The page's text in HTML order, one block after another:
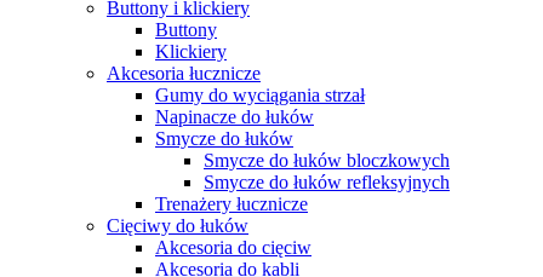
Buttony i klickiery
Buttony
Klickiery
Akcesoria łucznicze
Gumy do wyciągania strzał
Napinacze do łuków
Smycze do łuków
Smycze do łuków bloczkowych
Smycze do łuków refleksyjnych
Trenażery łucznicze
Cięciwy do łuków
Akcesoria do cięciw
Akcesoria do kabli